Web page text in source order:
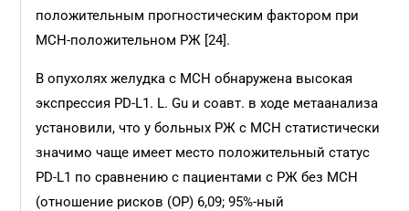
положительным прогностическим фактором при
МСН-положительном РЖ [24].
В опухолях желудка с МСН обнаружена высокая
экспрессия PD-L1. L. Gu и соавт. в ходе метаанализа
установили, что у больных РЖ с МСН статистически
значимо чаще имеет место положительный статус
PD-L1 по сравнению с пациентами с РЖ без МСН
(отношение рисков (ОР) 6,09; 95%-ный